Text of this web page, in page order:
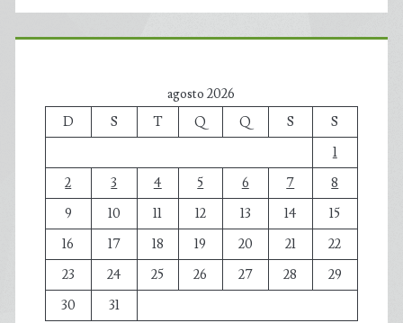
agosto 2026
D
S T Q Q S
S
1
2
3 4 5 6 7
8
9
10 11 12 13 14
15
16
17 18 19 20 21
22
23
24 25 26 27 28
29
30
31